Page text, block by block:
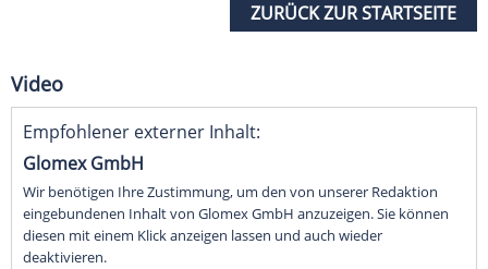
ZURÜCK ZUR STARTSEITE
Video
Empfohlener externer Inhalt:
Glomex GmbH
Wir benötigen Ihre Zustimmung, um den von unserer Redaktion
eingebundenen Inhalt von Glomex GmbH anzuzeigen. Sie können
diesen mit einem Klick anzeigen lassen und auch wieder
deaktivieren.